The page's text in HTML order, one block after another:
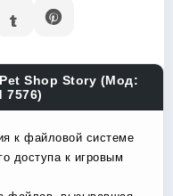
Shop Story (Мод:
7576)
к файловой системе
доступа к игровым